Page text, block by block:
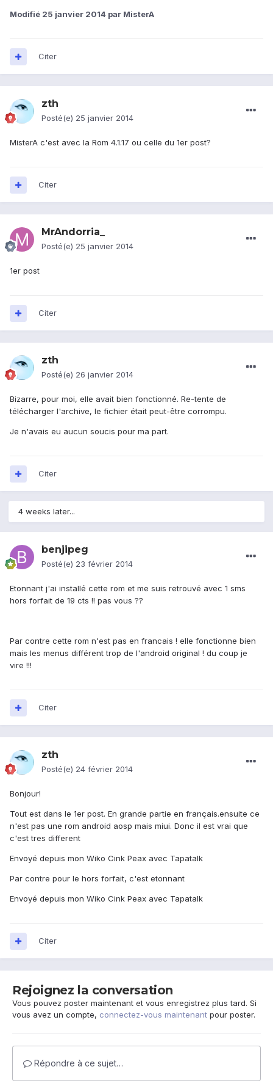
Modifié 25 janvier 2014 par MisterA
Citer
zth
Posté(e) 25 janvier 2014
MisterA c'est avec la Rom 4.1.17 ou celle du 1er post?
Citer
MrAndorria_
Posté(e) 25 janvier 2014
1er post
Citer
zth
Posté(e) 26 janvier 2014
Bizarre, pour moi, elle avait bien fonctionné. Re-tente de
télécharger l'archive, le fichier était peut-être corrompu.
Je n'avais eu aucun soucis pour ma part.
Citer
4 weeks later...
benjipeg
Posté(e) 23 février 2014
Etonnant j'ai installé cette rom et me suis retrouvé avec 1 sms
hors forfait de 19 cts !! pas vous ??
Par contre cette rom n'est pas en francais ! elle fonctionne bien
mais les menus différent trop de l'android original ! du coup je
vire !!!
Citer
zth
Posté(e) 24 février 2014
Bonjour!
Tout est dans le 1er post. En grande partie en français.ensuite ce
n'est pas une rom android aosp mais miui. Donc il est vrai que
c'est tres different
Envoyé depuis mon Wiko Cink Peax avec Tapatalk
Par contre pour le hors forfait, c'est etonnant
Envoyé depuis mon Wiko Cink Peax avec Tapatalk
Citer
Rejoignez la conversation
Vous pouvez poster maintenant et vous enregistrez plus tard. Si
vous avez un compte, connectez-vous maintenant pour poster.
Répondre à ce sujet…